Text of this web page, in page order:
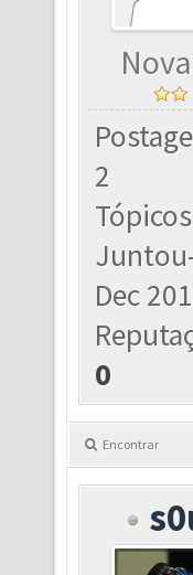
2
Dec
0
Encontrar